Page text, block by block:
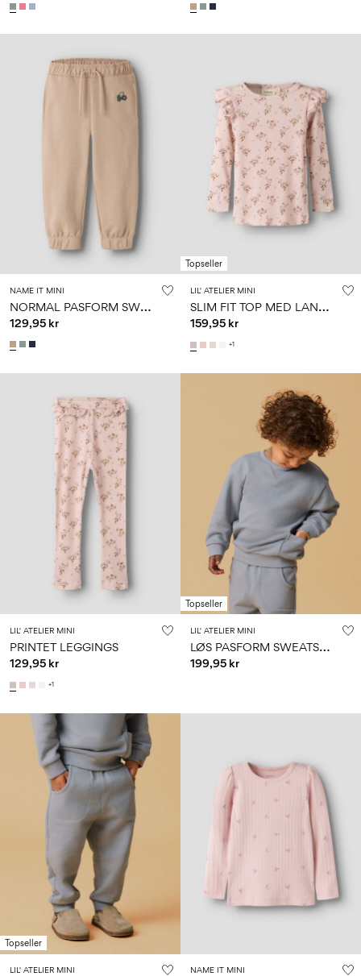
NAME IT MINI
N
ORMAL PASFORM SWEATBUKSER
129,95 kr
Topseller
LIL' ATELIER MINI
S
LIM FIT TOP MED LANGE ÆRMER
159,95 kr
+1
LIL' ATELIER MINI
PRINTET LEGGINGS
129,95 kr
+1
Topseller
LIL' ATELIER MINI
L
ØS PASFORM SWEATSHIRT
199,95 kr
Topseller
LIL' ATELIER MINI NAME IT MINI